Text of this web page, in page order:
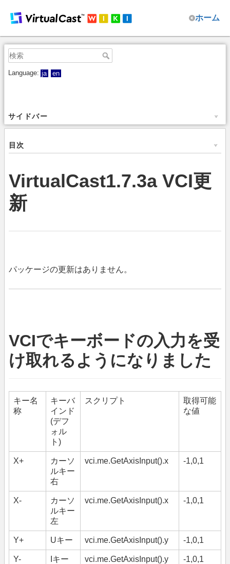
ホーム
Language: ja en
サイドバー
目次
VirtualCast1.7.3a VCI更
新
パッケージの更新はありません。
VCIでキーボードの入力を受
け取れるようになりました
キー名
称
キーバ
インド
(デフ
ォル
ト)
スクリプト
取得可能
な値
X+
カーソ
ルキー
右
vci.me.GetAxisInput().x -1,0,1
X-
カーソ
ルキー
左
vci.me.GetAxisInput().x -1,0,1
Y+ Uキー vci.me.GetAxisInput().y -1,0,1
Y- Iキー vci.me.GetAxisInput().y -1,0,1